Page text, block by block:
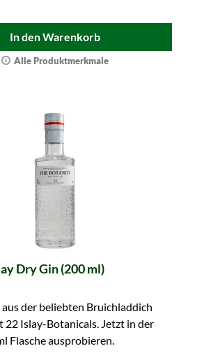
In den Warenkorb
Alle Produktmerkmale
Dry Gin (200 ml)
der beliebten Bruichladdich
22 Islay-Botanicals. Jetzt in der
Flasche ausprobieren.